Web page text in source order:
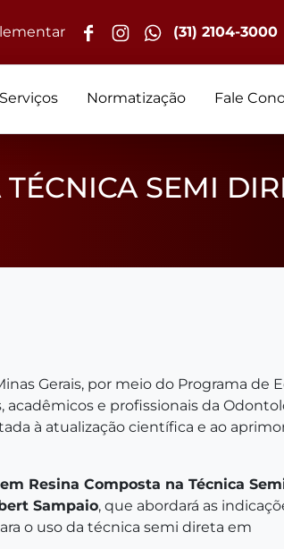
(31) 2104-3000
Serviços Normatização Fale
SEMI
Gerais, por meio do Programa de
e profissionais da
à atualização científica e ao
Resina Composta na Técnica
Sampaio, que abordará as
o uso da técnica semi direta em